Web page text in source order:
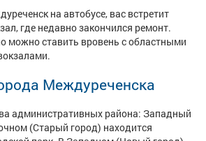
на автобусе, вас встретит
где недавно закончился ремонт.
можно ставить вровень с областными
Междуреченска
административных района: Западный
(Старый город) находится